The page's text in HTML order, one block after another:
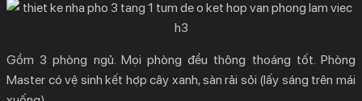
Gồm 3 phòng ngủ. Mọi phòng đều thông thoáng tốt. Phòng
Master có vệ sinh kết hợp cây xanh, sàn rải sỏi (lấy sáng trên mái